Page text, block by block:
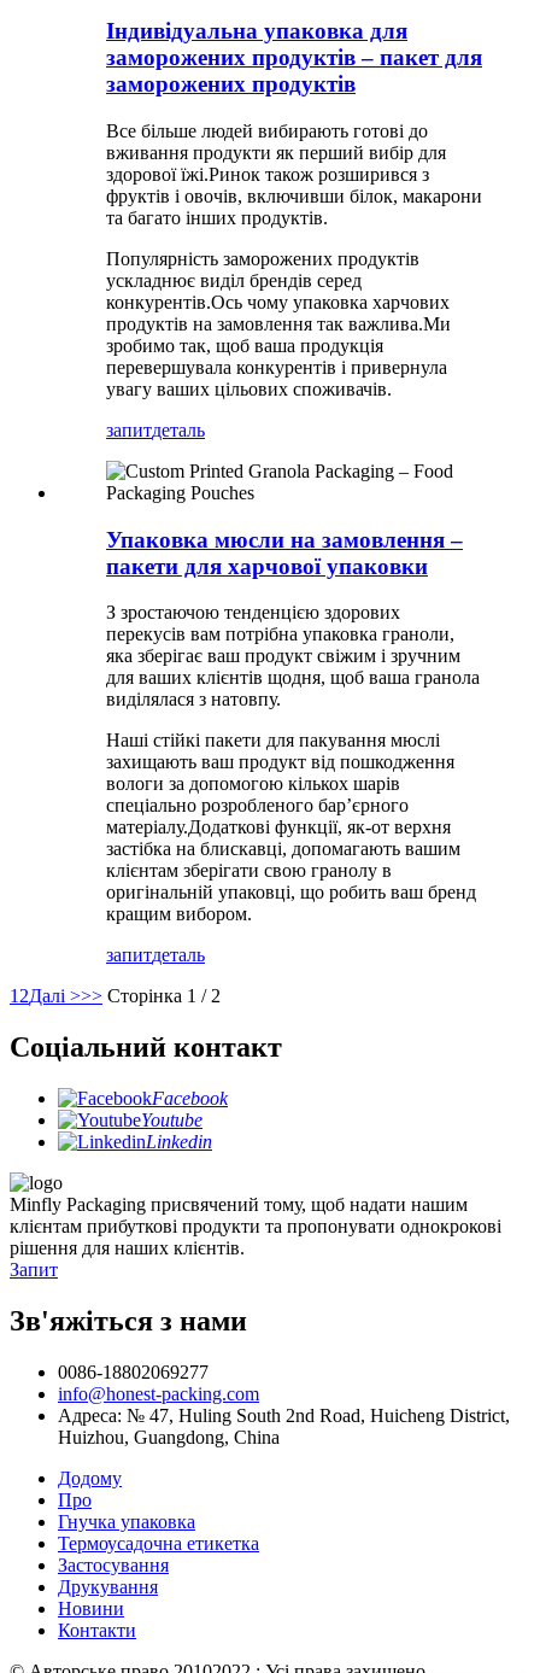
Індивідуальна упаковка для
заморожених продуктів – пакет для
заморожених продуктів
Все більше людей вибирають готові до
вживання продукти як перший вибір для
здорової їжі.Ринок також розширився з
фруктів і овочів, включивши білок, макарони
та багато інших продуктів.
Популярність заморожених продуктів
ускладнює виділ брендів серед
конкурентів.Ось чому упаковка харчових
продуктів на замовлення так важлива.Ми
зробимо так, щоб ваша продукція
перевершувала конкурентів і привернула
увагу ваших цільових споживачів.
запитдеталь
Упаковка мюсли на замовлення –
пакети для харчової упаковки
З зростаючою тенденцією здорових
перекусів вам потрібна упаковка граноли,
яка зберігає ваш продукт свіжим і зручним
для ваших клієнтів щодня, щоб ваша гранола
виділялася з натовпу.
Наші стійкі пакети для пакування мюслі
захищають ваш продукт від пошкодження
вологи за допомогою кількох шарів
спеціально розробленого бар’єрного
матеріалу.Додаткові функції, як-от верхня
застібка на блискавці, допомагають вашим
клієнтам зберігати свою гранолу в
оригінальній упаковці, що робить ваш бренд
кращим вибором.
запитдеталь
1 2Далі >>> Сторінка 1 / 2
Соціальний контакт
Facebook
Youtube
Linkedin
Minfly Packaging присвячений тому, щоб надати нашим
клієнтам прибуткові продукти та пропонувати однокрокові
рішення для наших клієнтів.
Запит
Зв'яжіться з нами
0086-18802069277
info@honest-packing.com
Адреса: № 47, Huling South 2nd Road, Huicheng District,
Huizhou, Guangdong, China
Додому
Про
Гнучка упаковка
Термоусадочна етикетка
Застосування
Друкування
Новини
Контакти